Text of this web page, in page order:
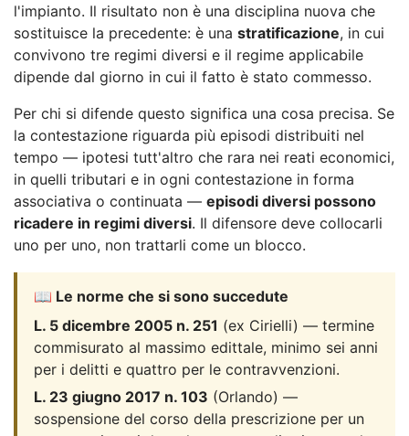
l'impianto. Il risultato non è una disciplina nuova che
sostituisce la precedente: è una stratificazione, in cui
convivono tre regimi diversi e il regime applicabile
dipende dal giorno in cui il fatto è stato commesso.
Per chi si difende questo significa una cosa precisa. Se
la contestazione riguarda più episodi distribuiti nel
tempo — ipotesi tutt'altro che rara nei reati economici,
in quelli tributari e in ogni contestazione in forma
associativa o continuata — episodi diversi possono
ricadere in regimi diversi. Il difensore deve collocarli
uno per uno, non trattarli come un blocco.
📖 Le norme che si sono succedute
L. 5 dicembre 2005 n. 251 (ex Cirielli) — termine
commisurato al massimo edittale, minimo sei anni
per i delitti e quattro per le contravvenzioni.
L. 23 giugno 2017 n. 103 (Orlando) —
sospensione del corso della prescrizione per un